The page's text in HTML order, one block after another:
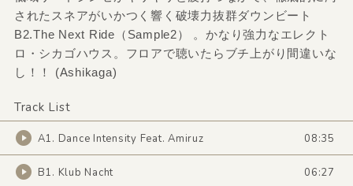
されたスネアがいかつく響く破壊力抜群ダウンビート
B2.The Next Ride（Sample2） 。かなり強力なエレクト
ロ・シカゴハウス。フロアで聴いたらブチ上がり間違いな
し！！ (Ashikaga)
Track List
A1. Dance Intensity Feat. Amiruz 08:35
B1. Klub Nacht 06:27